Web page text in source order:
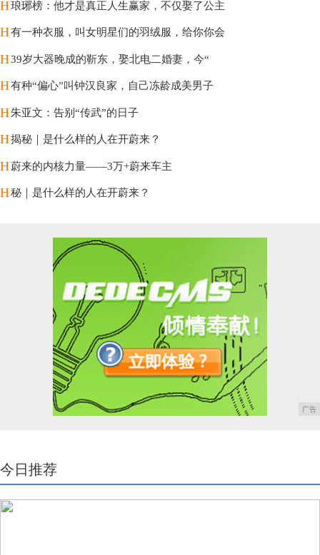
H琅琊榜：他才是真正人生赢家，不仅娶了公主
H有一种衣服，叫女明星们的羽绒服，给你你会
H39岁大器晚成的靳东，娶北电二婚妻，今“
H有种“偏心”叫钟汉良家，自己冻龄成美男子
H朱亚文：告别“传武”的日子
H揭秘｜是什么样的人在开蔚来？
H蔚来的内核力量——3万+蔚来车主
H秘｜是什么样的人在开蔚来？
广告
今日推荐